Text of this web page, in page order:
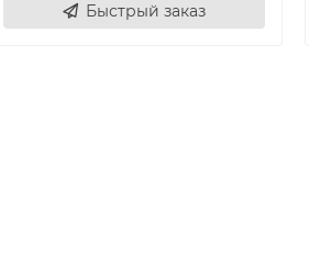
Быстрый заказ